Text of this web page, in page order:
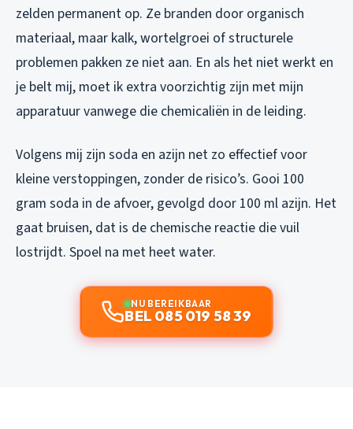
zelden permanent op. Ze branden door organisch
materiaal, maar kalk, wortelgroei of structurele
problemen pakken ze niet aan. En als het niet werkt en
je belt mij, moet ik extra voorzichtig zijn met mijn
apparatuur vanwege die chemicaliën in de leiding.
Volgens mij zijn soda en azijn net zo effectief voor
kleine verstoppingen, zonder de risico’s. Gooi 100
gram soda in de afvoer, gevolgd door 100 ml azijn. Het
gaat bruisen, dat is de chemische reactie die vuil
lostrijdt. Spoel na met heet water.
NU BEREIKBAAR
BEL 085 019 58 39